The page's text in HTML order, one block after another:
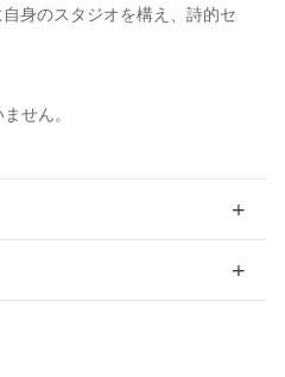
身のスタジオを構え、詩的セ
せん。